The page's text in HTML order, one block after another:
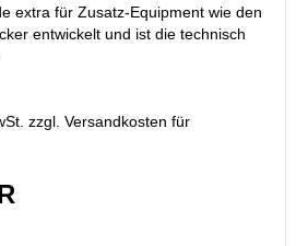
extra für Zusatz-Equipment wie den
entwickelt und ist die technisch
zzgl. Versandkosten für